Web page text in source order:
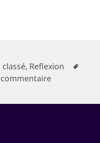
classé, Reflexion
sur Mort, où